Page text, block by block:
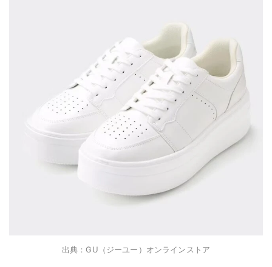
出典：GU（ジーユー）オンラインストア